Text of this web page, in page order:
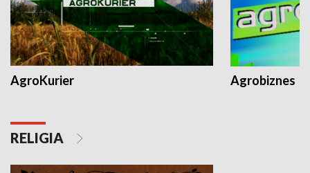
AgroKurier Agrobiznes
RELIGIA